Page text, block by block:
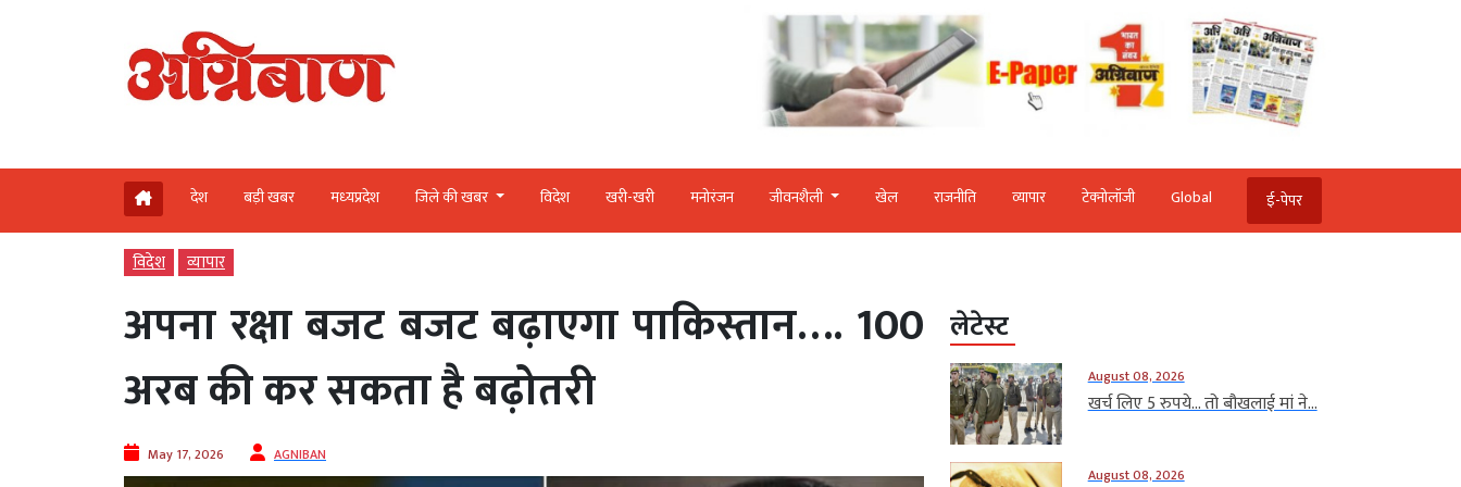
देश बड़ी खबर मध्‍यप्रदेश जिले की खबर विदेश खरी-खरी मनोरंजन जीवनशैली खेल राजनीति व्‍यापार टेक्‍नोलॉजी Global ई-पेपर
विदेश व्‍यापार
अपना रक्षा बजट बजट बढ़ाएगा पाकिस्तान…. 100
अरब की कर सकता है बढ़ोतरी
May 17, 2026 AGNIBAN
लेटेस्ट
August 08, 2026
खर्च लिए 5 रुपये… तो बौखलाई मां ने...
August 08, 2026